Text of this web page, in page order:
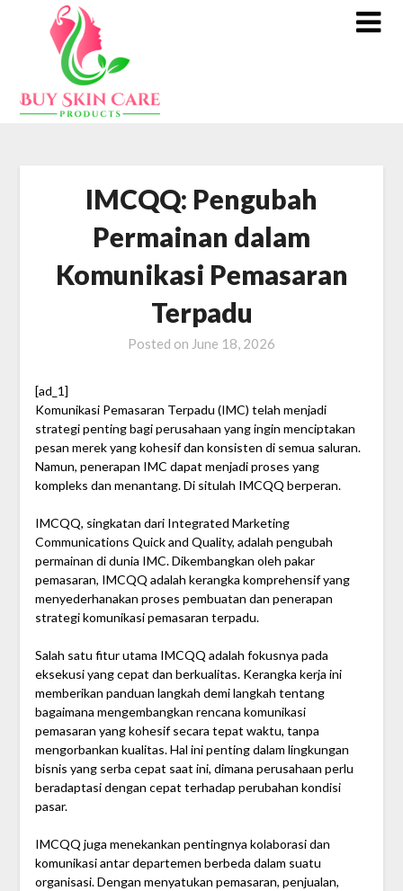
IMCQQ: Pengubah
Permainan dalam
Komunikasi Pemasaran
Terpadu
Posted on June 18, 2026
[ad_1]
Komunikasi Pemasaran Terpadu (IMC) telah menjadi
strategi penting bagi perusahaan yang ingin menciptakan
pesan merek yang kohesif dan konsisten di semua saluran.
Namun, penerapan IMC dapat menjadi proses yang
kompleks dan menantang. Di situlah IMCQQ berperan.
IMCQQ, singkatan dari Integrated Marketing
Communications Quick and Quality, adalah pengubah
permainan di dunia IMC. Dikembangkan oleh pakar
pemasaran, IMCQQ adalah kerangka komprehensif yang
menyederhanakan proses pembuatan dan penerapan
strategi komunikasi pemasaran terpadu.
Salah satu fitur utama IMCQQ adalah fokusnya pada
eksekusi yang cepat dan berkualitas. Kerangka kerja ini
memberikan panduan langkah demi langkah tentang
bagaimana mengembangkan rencana komunikasi
pemasaran yang kohesif secara tepat waktu, tanpa
mengorbankan kualitas. Hal ini penting dalam lingkungan
bisnis yang serba cepat saat ini, dimana perusahaan perlu
beradaptasi dengan cepat terhadap perubahan kondisi
pasar.
IMCQQ juga menekankan pentingnya kolaborasi dan
komunikasi antar departemen berbeda dalam suatu
organisasi. Dengan menyatukan pemasaran, penjualan,